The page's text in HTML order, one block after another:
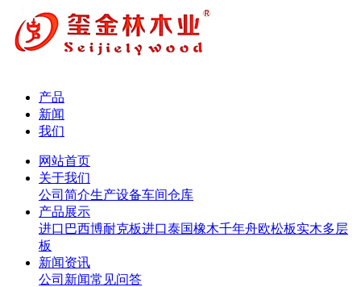
产品
新闻
我们
网站首页
关于我们
公司简介生产设备车间仓库
产品展示
进口巴西博耐克板进口泰国橡木千年舟欧松板实木多层
板
新闻资讯
公司新闻常见问答